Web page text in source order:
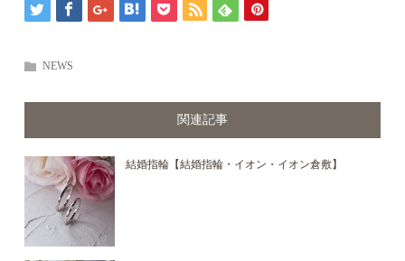
NEWS
関連記事
結婚指輪【結婚指輪・イオン・イオン倉敷】